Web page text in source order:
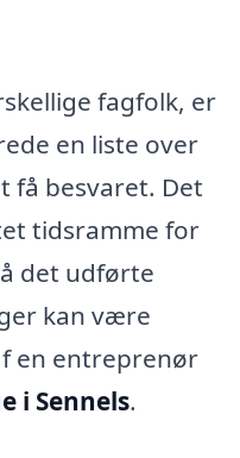
fagfolk, er
en liste over
få besvaret. Det
tidsramme for
det udførte
kan være
en entreprenør
i Sennels.